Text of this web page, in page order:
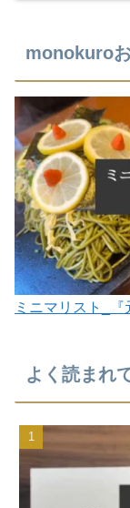
monokuro
ミニマリスト_
よく読まれ